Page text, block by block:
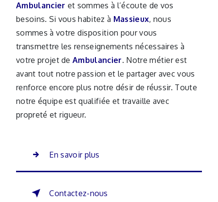
Ambulancier et sommes à l’écoute de vos
besoins. Si vous habitez à Massieux, nous
sommes à votre disposition pour vous
transmettre les renseignements nécessaires à
votre projet deAmbulancier. Notre métier est
avant tout notre passion et le partager avec vous
renforce encore plus notre désir de réussir. Toute
notre équipe est qualifiée et travaille avec
propreté et rigueur.
En savoir plus
Contactez-nous